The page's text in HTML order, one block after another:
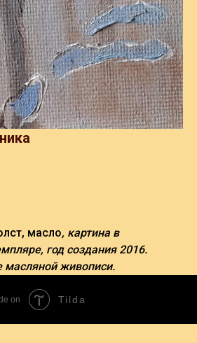
масло, картина в
год создания 2016.
масляной живописи.
on Tilda